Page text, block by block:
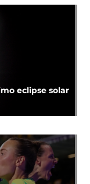
eclipse solar